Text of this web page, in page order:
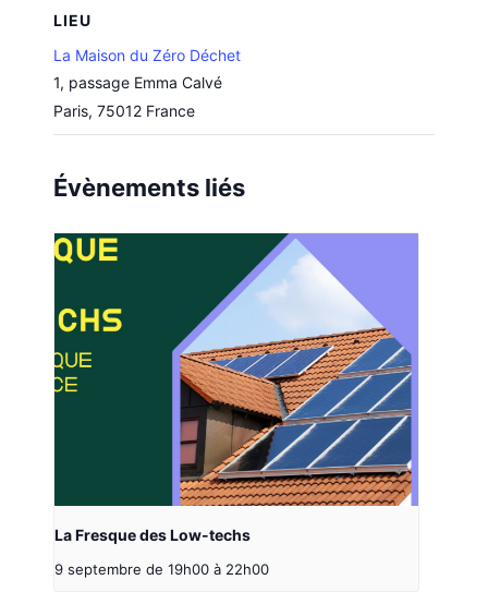
LIEU
La Maison du Zéro Déchet
1, passage Emma Calvé
Paris, 75012 France
Évènements liés
La Fresque des Low-techs
9 septembre de 19h00 à 22h00